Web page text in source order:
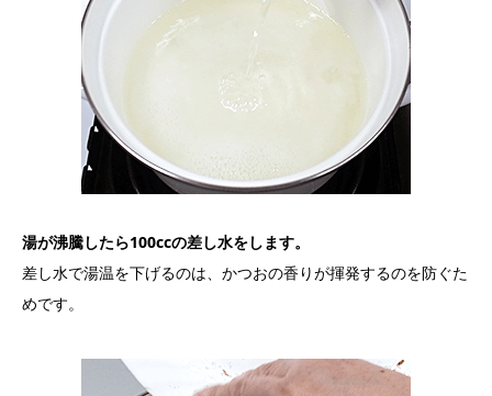
湯が沸騰したら100ccの差し水をします。
差し水で湯温を下げるのは、かつおの香りが揮発するのを防ぐた
めです。